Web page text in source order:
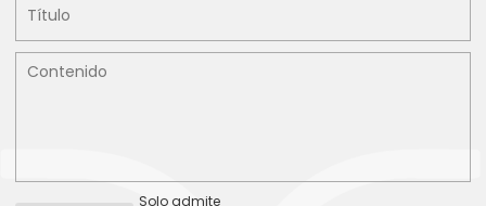
Solo admite